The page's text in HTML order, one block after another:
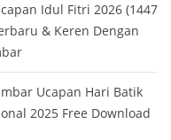
Idul Fitri 2026 (1447
& Keren Dengan
Ucapan Hari Batik
2025 Free Download